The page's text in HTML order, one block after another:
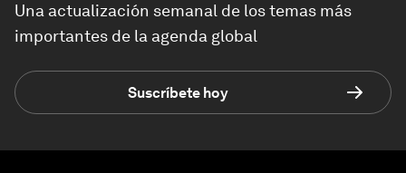
Una actualización semanal de los temas más
importantes de la agenda global
Suscríbete hoy